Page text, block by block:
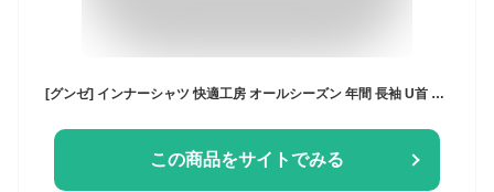
[グンゼ] インナーシャツ 快適工房 オールシーズン 年間 長袖 U首 シャツ 綿100 コットン 日本製 下着 肌着 抗菌 防臭 KQ3010 メンズ ホワイト 3L
この商品をサイトでみる